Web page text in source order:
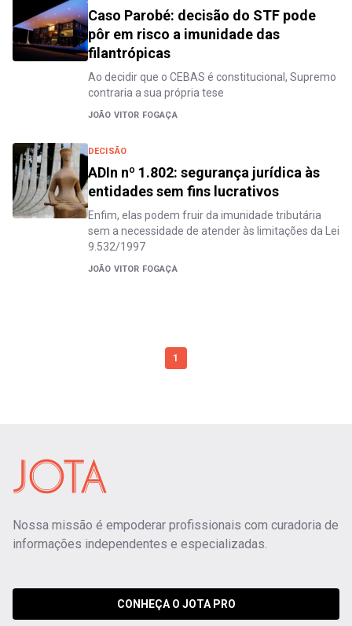
Caso Parobé: decisão do STF pode
pôr em risco a imunidade das
filantrópicas
Ao decidir que o CEBAS é constitucional, Supremo
contraria a sua própria tese
JOÃO VITOR FOGAÇA
DECISÃO
ADIn nº 1.802: segurança jurídica às
entidades sem fins lucrativos
Enfim, elas podem fruir da imunidade tributária
sem a necessidade de atender às limitações da Lei
9.532/1997
JOÃO VITOR FOGAÇA
1
Nossa missão é empoderar profissionais com curadoria de
informações independentes e especializadas.
CONHEÇA O JOTA PRO